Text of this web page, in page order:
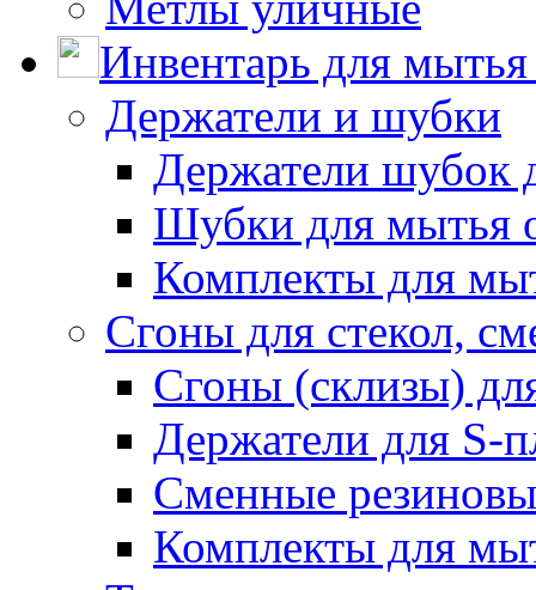
Инвентарь для мытья
Держатели и шубки
Держатели шубок
Шубки для мытья
Комплекты для
Сгоны для стекол,
Сгоны (склизы)
Держатели для S-
Сменные
Комплекты для